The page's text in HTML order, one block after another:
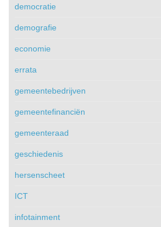
democratie
demografie
economie
errata
gemeentebedrijven
gemeentefinanciën
gemeenteraad
geschiedenis
hersenscheet
ICT
infotainment